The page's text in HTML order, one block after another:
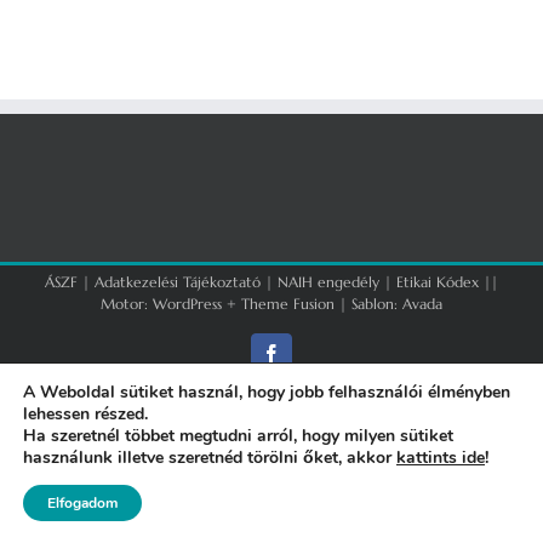
ÁSZF | Adatkezelési Tájékoztató | NAIH engedély | Etikai Kódex ||
Motor: WordPress + Theme Fusion | Sablon: Avada
Facebook
A Weboldal sütiket használ, hogy jobb felhasználói élményben
lehessen részed.
Ha szeretnél többet megtudni arról, hogy milyen sütiket
használunk illetve szeretnéd törölni őket, akkor kattints ide!
Elfogadom